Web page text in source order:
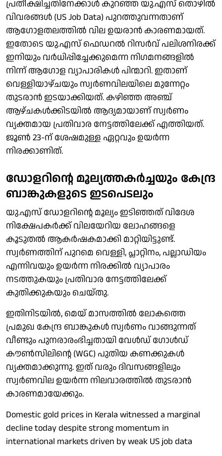
പ്രതീക്ഷിച്ചതിനേക്കാള്‍ കുറഞ്ഞ യു.എസ് തൊഴില്‍
വിവരങ്ങള്‍ (US Job Data) പുറത്തുവന്നതാണ്
ആഗോളതലത്തില്‍ വില ഉയരാന്‍ കാരണമായത്.
ഇതോടെ യു.എസ് ഫെഡറല്‍ റിസര്‍വ് പലിശനിരക്ക്
ഇനിയും വര്‍ധിപ്പിച്ചേക്കുമെന്ന നിഗമനങ്ങളില്‍
നിന്ന് ആഗോള വ്യാപാരികള്‍ പിന്മാറി. ഇതാണ്
വെള്ളിയാഴ്ചയും സ്വര്‍ണവിലയിലെ മുന്നേറ്റം
തുടരാന്‍ ഇടയാക്കിയത്. കഴിഞ്ഞ അഞ്ച്
ആഴ്ചകള്‍ക്കിടയില്‍ ആദ്യമായാണ് സ്വര്‍ണം
വ്യക്തമായ പ്രതിവാര നേട്ടത്തിലേക്ക് എത്തിയത്.
ജൂണ്‍ 23-ന് ശേഷമുള്ള ഏറ്റവും ഉയര്‍ന്ന
നിരക്കാണിത്.
ഡോളറിന്റെ മൂല്യത്തകര്‍ച്ചയും കേന്ദ്ര
ബാങ്കുകളുടെ ഇടപെടലും
യു.എസ് ഡോളറിന്റെ മൂല്യം ഇടിഞ്ഞത് വിദേശ
നിക്ഷേപകര്‍ക്ക് വിലയേറിയ ലോഹങ്ങളെ
കൂടുതല്‍ ആകര്‍ഷകമാക്കി മാറ്റിയിട്ടുണ്ട്.
സ്വര്‍ണത്തിന് പുറമെ വെള്ളി, പ്ലാറ്റിനം, പല്ലാഡിയം
എന്നിവയും ഉയര്‍ന്ന നിരക്കില്‍ വ്യാപാരം
നടത്തുകയും പ്രതിവാര നേട്ടത്തിലേക്ക്
കുതിക്കുകയും ചെയ്തു.
ഇതിനിടയില്‍, മെയ് മാസത്തില്‍ ലോകത്തെ
പ്രമുഖ കേന്ദ്ര ബാങ്കുകള്‍ സ്വര്‍ണം വാങ്ങുന്നത്
വീണ്ടും പുനരാരംഭിച്ചതായി വേള്‍ഡ് ഗോള്‍ഡ്
കൗണ്‍സിലിന്റെ (WGC) പുതിയ കണക്കുകള്‍
വ്യക്തമാക്കുന്നു. ഇത് വരും ദിവസങ്ങളിലും
സ്വര്‍ണവില ഉയര്‍ന്ന നിലവാരത്തില്‍ തുടരാന്‍
കാരണമായേക്കും.
Domestic gold prices in Kerala witnessed a marginal
decline today despite strong momentum in
international markets driven by weak US job data